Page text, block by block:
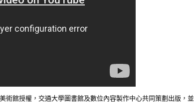
術館授權，交通大學圖書館及數位內容製作中心共同策劃出版，並